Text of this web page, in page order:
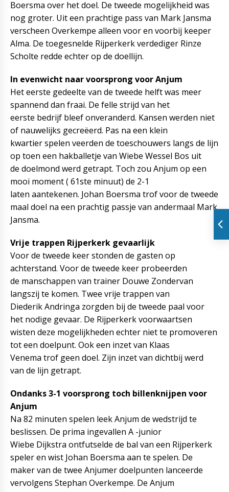
Boersma over het doel. De tweede mogelijkheid was
nog groter. Uit een prachtige pass van Mark Jansma
verscheen Overkempe alleen voor en voorbij keeper
Alma. De toegesnelde Rijperkerk verdediger Rinze
Scholte redde echter op de doellijn.
In evenwicht naar voorsprong voor Anjum
Het eerste gedeelte van de tweede helft was meer
spannend dan fraai. De felle strijd van het
eerste bedrijf bleef onveranderd. Kansen werden niet
of nauwelijks gecreëerd. Pas na een klein
kwartier spelen veerden de toeschouwers langs de lijn
op toen een hakballetje van Wiebe Wessel Bos uit
de doelmond werd getrapt. Toch zou Anjum op een
mooi moment ( 61ste minuut) de 2-1
laten aantekenen. Johan Boersma trof voor de tweede
maal doel na een prachtig passje van andermaal Mark
Jansma.
Vrije trappen Rijperkerk gevaarlijk
Voor de tweede keer stonden de gasten op
achterstand. Voor de tweede keer probeerden
de manschappen van trainer Douwe Zondervan
langszij te komen. Twee vrije trappen van
Diederik Andringa zorgden bij de tweede paal voor
het nodige gevaar. De Rijperkerk voorwaartsen
wisten deze mogelijkheden echter niet te promoveren
tot een doelpunt. Ook een inzet van Klaas
Venema trof geen doel. Zijn inzet van dichtbij werd
van de lijn getrapt.
Ondanks 3-1 voorsprong toch billenknijpen voor
Anjum
Na 82 minuten spelen leek Anjum de wedstrijd te
beslissen. De prima ingevallen A -junior
Wiebe Dijkstra ontfutselde de bal van een Rijperkerk
speler en wist Johan Boersma aan te spelen. De
maker van de twee Anjumer doelpunten lanceerde
vervolgens Stephan Overkempe. De Anjum